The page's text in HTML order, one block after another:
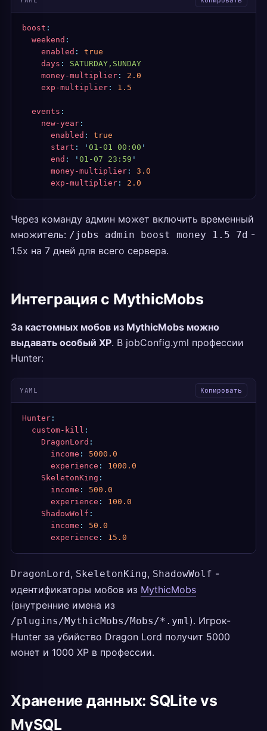
boost :
  weekend
:
    enabled
:
true
    days
:
SATURDAY,SUNDAY
    money-multiplier
:
2.0
    exp-multiplier
: 1.5
  events
:
    new-year
:
      enabled
:
true
      start
: ' 01-01 00:00 '
      end
: ' 01-07 23:59 '
      money-multiplier
:
3.0
      exp-multiplier
: 2.0
Через команду админ может включить временный
множитель: /jobs admin boost money 1.5 7d -
1.5x на 7 дней для всего сервера.
Интеграция с MythicMobs
За кастомных мобов из MythicMobs можно
выдавать особый XP. В jobConfig.yml профессии
Hunter:
YAML Копировать
Hunter :
  custom-kill
:
    DragonLord
:
      income
:
5000.0
      experience
:
1000.0
    SkeletonKing
:
      income
:
500.0
      experience
:
100.0
    ShadowWolf
:
      income
:
50.0
      experience
: 15.0
DragonLord, SkeletonKing, ShadowWolf -
идентификаторы мобов из MythicMobs
(внутренние имена из
/plugins/MythicMobs/Mobs/*.yml). Игрок-
Hunter за убийство Dragon Lord получит 5000
монет и 1000 XP в профессии.
Хранение данных: SQLite vs
MySQL